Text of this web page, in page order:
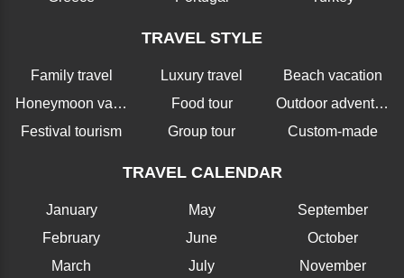
TRAVEL STYLE
Family travel
Honeymoon vacation
Festival tourism
Luxury travel
Food tour
Group tour
Beach vacation
Outdoor adventure
Custom-made
TRAVEL CALENDAR
January
February
March
May
June
July
September
October
November